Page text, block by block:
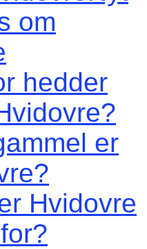
om
hedder
er
Hvidovre